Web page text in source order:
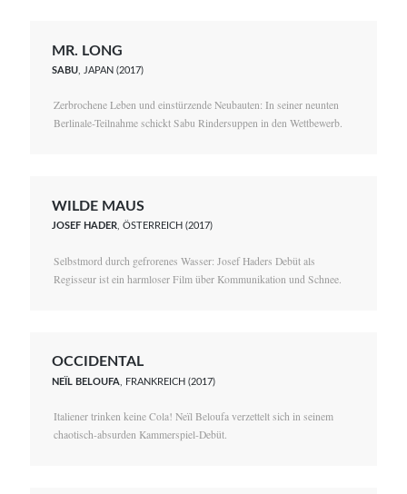
MR. LONG
SABU , JAPAN (2017)
Zerbrochene Leben und einstürzende Neubauten: In seiner neunten
Berlinale-Teilnahme schickt Sabu Rindersuppen in den Wettbewerb.
WILDE MAUS
JOSEF HADER , ÖSTERREICH (2017)
Selbstmord durch gefrorenes Wasser: Josef Haders Debüt als
Regisseur ist ein harmloser Film über Kommunikation und Schnee.
OCCIDENTAL
NEÏL BELOUFA , FRANKREICH (2017)
Italiener trinken keine Cola! Neïl Beloufa verzettelt sich in seinem
chaotisch-absurden Kammerspiel-Debüt.